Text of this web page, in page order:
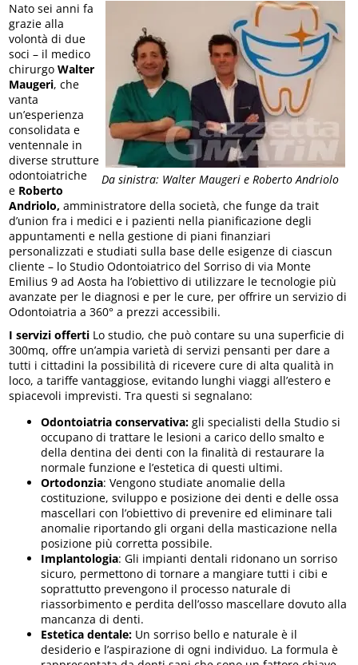
Da sinistra: Walter Maugeri e Roberto Andriolo
Nato sei anni fa
grazie alla
volontà di due
soci – il medico
chirurgoWalter
Maugeri, che
vanta
un’esperienza
consolidata e
ventennale in
diverse strutture
odontoiatriche
e Roberto
Andriolo,amministratore della società, che funge da trait
d’union fra i medici e i pazienti nella pianificazione degli
appuntamenti e nella gestione di piani finanziari
personalizzati e studiati sulla base delle esigenze di ciascun
cliente – lo Studio Odontoiatrico del Sorriso di via Monte
Emilius 9 ad Aosta ha l’obiettivo di utilizzare le tecnologie più
avanzate per le diagnosi e per le cure, per offrire un servizio di
Odontoiatria a 360° a prezzi accessibili.
I servizi offerti Lo studio, che può contare su una superficie di
300mq, offre un’ampia varietà di servizi pensanti per dare a
tutti i cittadini la possibilità di ricevere cure di alta qualità in
loco, a tariffe vantaggiose, evitando lunghi viaggi all’estero e
spiacevoli imprevisti. Tra questi si segnalano:
Odontoiatria conservativa:gli specialisti della Studio si
occupano di trattare le lesioni a carico dello smalto e
della dentina dei denti con la finalità di restaurare la
normale funzione e l’estetica di questi ultimi.
Ortodonzia: Vengono studiate anomalie della
costituzione, sviluppo e posizione dei denti e delle ossa
mascellari con l’obiettivo di prevenire ed eliminare tali
anomalie riportando gli organi della masticazione nella
posizione più corretta possibile.
Implantologia: Gli impianti dentali ridonano un sorriso
sicuro, permettono di tornare a mangiare tutti i cibi e
soprattutto prevengono il processo naturale di
riassorbimento e perdita dell’osso mascellare dovuto alla
mancanza di denti.
Estetica dentale: Un sorriso bello e naturale è il
desiderio e l’aspirazione di ogni individuo. La formula è